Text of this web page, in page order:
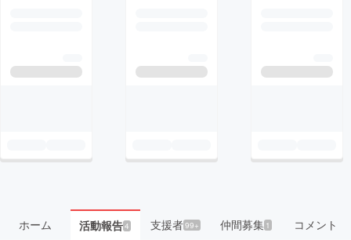
ホーム 活動報告4 支援者99+ 仲間募集 1 コメント